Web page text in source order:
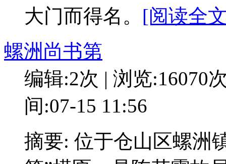
大门而得名。 [阅读全
螺洲尚书第
编辑:2次 | 浏览:16070
间:07-15 11:56
摘要: 位于仓山区螺洲